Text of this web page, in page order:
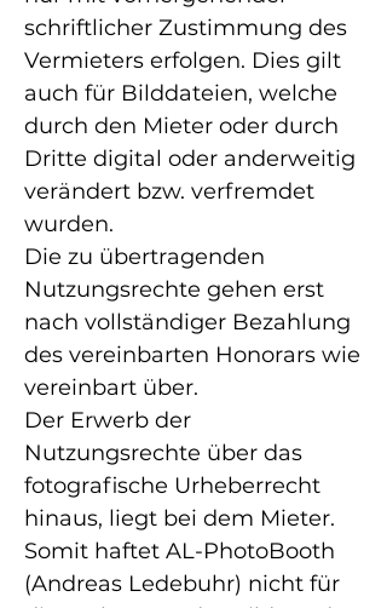
schriftlicher Zustimmung des
Vermieters erfolgen. Dies gilt
auch für Bilddateien, welche
durch den Mieter oder durch
Dritte digital oder anderweitig
verändert bzw. verfremdet
wurden.
Die zu übertragenden
Nutzungsrechte gehen erst
nach vollständiger Bezahlung
des vereinbarten Honorars wie
vereinbart über.
Der Erwerb der
Nutzungsrechte über das
fotografische Urheberrecht
hinaus, liegt bei dem Mieter.
Somit haftet AL-PhotoBooth
(Andreas Ledebuhr) nicht für